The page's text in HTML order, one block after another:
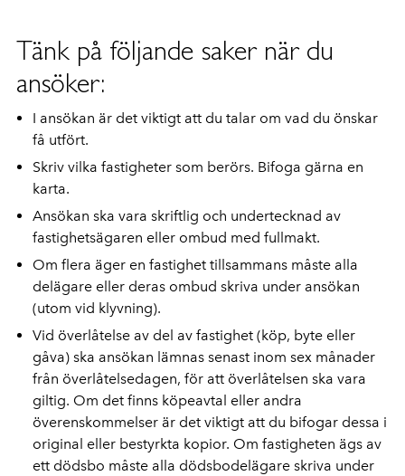
Tänk på följande saker när du
ansöker:
I ansökan är det viktigt att du talar om vad du önskar
få utfört.
Skriv vilka fastigheter som berörs. Bifoga gärna en
karta.
Ansökan ska vara skriftlig och undertecknad av
fastighetsägaren eller ombud med fullmakt.
Om flera äger en fastighet tillsammans måste alla
delägare eller deras ombud skriva under ansökan
(utom vid klyvning).
Vid överlåtelse av del av fastighet (köp, byte eller
gåva) ska ansökan lämnas senast inom sex månader
från överlåtelsedagen, för att överlåtelsen ska vara
giltig. Om det finns köpeavtal eller andra
överenskommelser är det viktigt att du bifogar dessa i
original eller bestyrkta kopior. Om fastigheten ägs av
ett dödsbo måste alla dödsbodelägare skriva under